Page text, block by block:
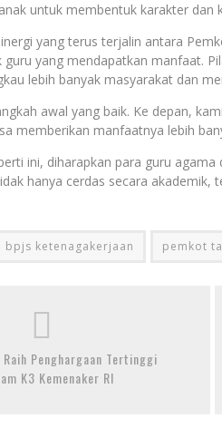
untuk membentuk karakter dan
yang terus terjalin antara
guru yang mendapatkan manfaat.
lebih banyak masyarakat dan
awal yang baik. Ke depan,
memberikan manfaatnya lebih
ini, diharapkan para guru
hanya cerdas secara
bpjs ketenagakerjaan pemkot
Raih Penghargaan Tertinggi
K3 Kemenaker RI